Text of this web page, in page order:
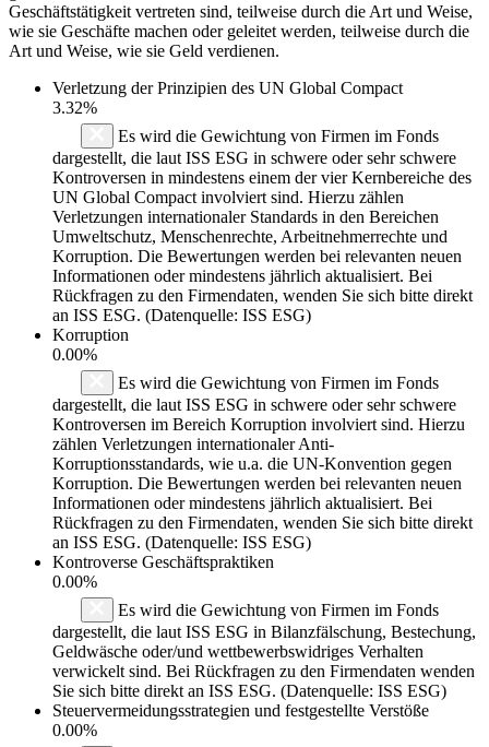
Geschäftstätigkeit vertreten sind, teilweise durch die Art und Weise,
wie sie Geschäfte machen oder geleitet werden, teilweise durch die
Art und Weise, wie sie Geld verdienen.
Verletzung der Prinzipien des UN Global Compact
3.32%
Es wird die Gewichtung von Firmen im Fonds
dargestellt, die laut ISS ESG in schwere oder sehr schwere
Kontroversen in mindestens einem der vier Kernbereiche des
UN Global Compact involviert sind. Hierzu zählen
Verletzungen internationaler Standards in den Bereichen
Umweltschutz, Menschenrechte, Arbeitnehmerrechte und
Korruption. Die Bewertungen werden bei relevanten neuen
Informationen oder mindestens jährlich aktualisiert. Bei
Rückfragen zu den Firmendaten, wenden Sie sich bitte direkt
an ISS ESG. (Datenquelle: ISS ESG)
Korruption
0.00%
Es wird die Gewichtung von Firmen im Fonds
dargestellt, die laut ISS ESG in schwere oder sehr schwere
Kontroversen im Bereich Korruption involviert sind. Hierzu
zählen Verletzungen internationaler Anti-
Korruptionsstandards, wie u.a. die UN-Konvention gegen
Korruption. Die Bewertungen werden bei relevanten neuen
Informationen oder mindestens jährlich aktualisiert. Bei
Rückfragen zu den Firmendaten, wenden Sie sich bitte direkt
an ISS ESG. (Datenquelle: ISS ESG)
Kontroverse Geschäftspraktiken
0.00%
Es wird die Gewichtung von Firmen im Fonds
dargestellt, die laut ISS ESG in Bilanzfälschung, Bestechung,
Geldwäsche oder/und wettbewerbswidriges Verhalten
verwickelt sind. Bei Rückfragen zu den Firmendaten wenden
Sie sich bitte direkt an ISS ESG. (Datenquelle: ISS ESG)
Steuervermeidungsstrategien und festgestellte Verstöße
0.00%